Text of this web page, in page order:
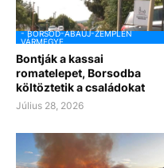
- BORSOD-ABAÚJ-ZEMPLÉN
VÁRMEGYE
Bontják a kassai
romatelepet, Borsodba
költöztetik a családokat
Július 28, 2026